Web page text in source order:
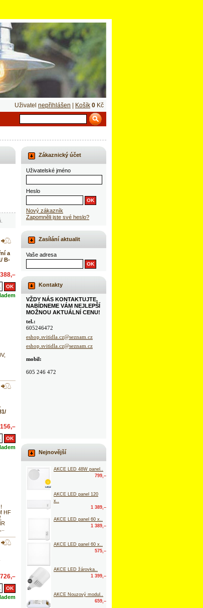
a
B-
388,–
HF
Zákaznický účet
Uživatelské jméno
Heslo
Nový zákazník
Zapomněli jste své heslo?
Zasílání aktualit
Vaše adresa
Kontakty
VŽDY NÁS KONTAKTUJTE,
NABÍDNEME VÁM NEJLEPŠÍ
MOŽNOU AKTUÁLNÍ CENU!
tel.:
605246472
eshop.svitidla.cz@seznam.cz
eshop.svitidla.cz@seznam.cz
mobil:
605 246 472
Nejnovější
AKCE LED 48W panel..
799,–
AKCE LED panel 120
x..
1 389,–
AKCE LED panel 60 x..
1 389,–
AKCE LED panel 60 x..
575,–
AKCE LED žárovka..
1 399,–
AKCE Nouzový modul..
659,–
Uživatel nepřihlášen Košík 0 Kč